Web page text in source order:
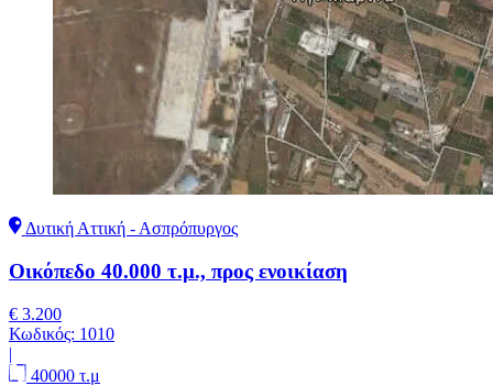
Δυτική Αττική - Ασπρόπυργος
Οικόπεδο 40.000 τ.μ., προς ενοικίαση
€ 3.200
Κωδικός: 1010
|
40000 τ.μ